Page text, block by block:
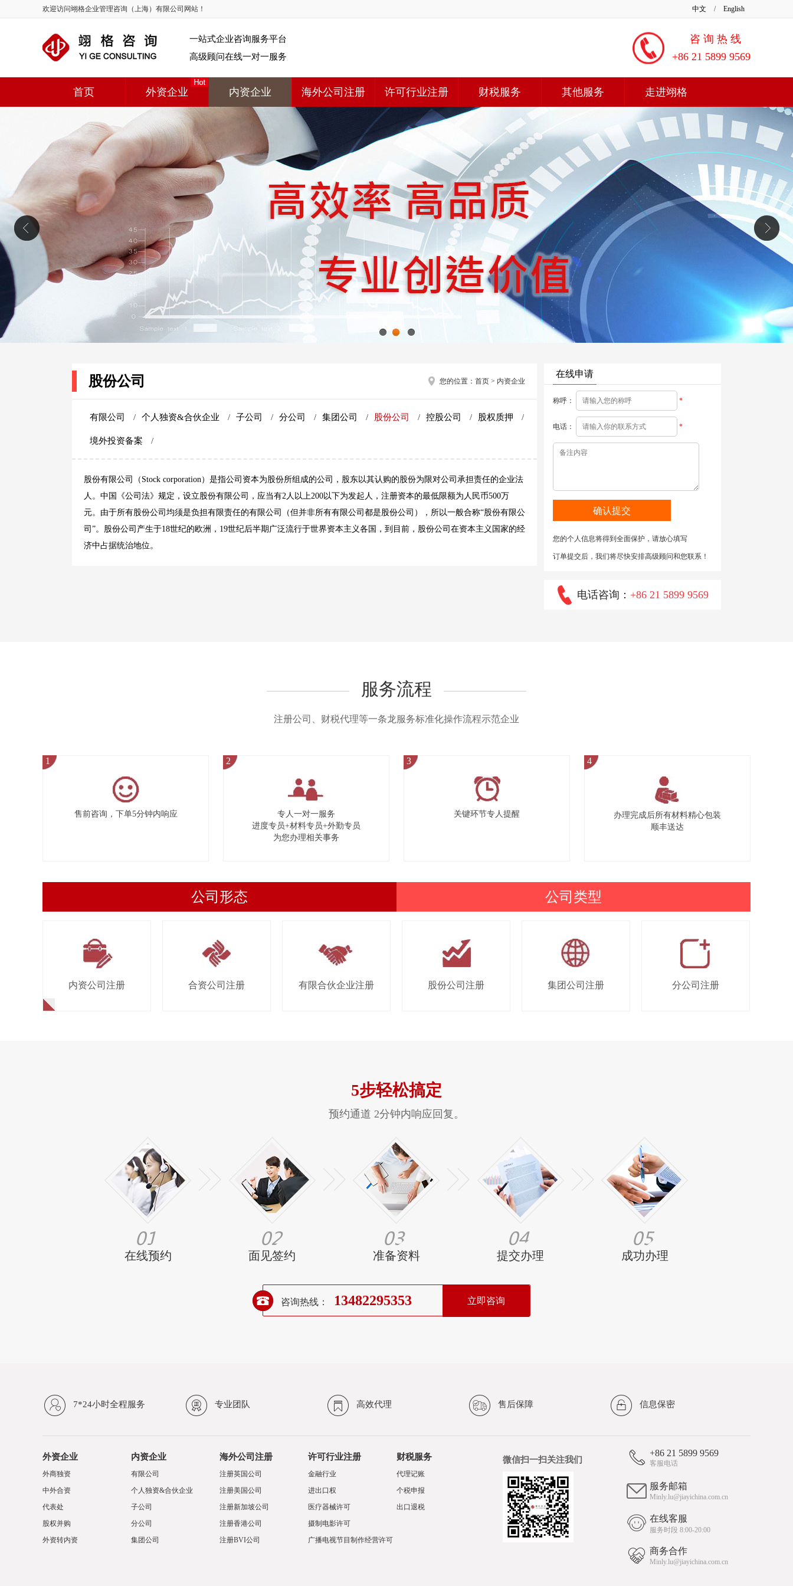
欢迎访问翊格企业管理咨询（上海）有限公司网站！ 中文 / English
一站式企业咨询服务平台
高级顾问在线一对一服务
咨 询 热 线
+86 21 5899 9569
首页 外资企业 内资企业 海外公司注册 许可行业注册 财税服务 其他服务 走进翊格
股份公司 您的位置： 首页 > 内资企业
有限公司 / 个人独资&合伙企业 / 子公司 / 分公司 / 集团公司 / 股份公司 / 控股公司 / 股权质押 /
境外投资备案 /
股份有限公司（Stock corporation）是指公司资本为股份所组成的公司，股东以其认购的股份为限对公司承担责任的企业法
人。中国《公司法》规定，设立股份有限公司，应当有2人以上200以下为发起人，注册资本的最低限额为人民币500万
元。由于所有股份公司均须是负担有限责任的有限公司（但并非所有有限公司都是股份公司），所以一般合称“股份有限公
司”。股份公司产生于18世纪的欧洲，19世纪后半期广泛流行于世界资本主义各国，到目前，股份公司在资本主义国家的经
济中占据统治地位。
在线申请
称呼： *
电话： *
您的个人信息将得到全面保护，请放心填写
订单提交后，我们将尽快安排高级顾问和您联系！
电话咨询： +86 21 5899 9569
服务流程
注册公司、财税代理等一条龙服务标准化操作流程示范企业
1
售前咨询，下单5分钟内响应
2
专人一对一服务
进度专员+材料专员+外勤专员
为您办理相关事务
3
关键环节专人提醒
4
办理完成后所有材料精心包装
顺丰送达
公司形态 公司类型
内资公司注册 合资公司注册 有限合伙企业注册 股份公司注册 集团公司注册 分公司注册
5步轻松搞定
预约通道 2分钟内响应回复。
在线预约 面见签约 准备资料 提交办理 成功办理
咨询热线： 13482295353 立即咨询
7*24小时全程服务 专业团队 高效代理 售后保障 信息保密
外资企业
外商独资
中外合资
代表处
股权并购
外资转内资
内资企业
有限公司
个人独资&合伙企业
子公司
分公司
集团公司
海外公司注册
注册英国公司
注册美国公司
注册新加坡公司
注册香港公司
注册BVI公司
许可行业注册
金融行业
进出口权
医疗器械许可
摄制电影许可
广播电视节目制作经营许可
财税服务
代理记账
个税申报
出口退税
微信扫一扫关注我们
+86 21 5899 9569
客服电话
服务邮箱
Minly.lu@jiayichina.com.cn
在线客服
服务时段 8:00-20:00
商务合作
Minly.lu@jiayichina.com.cn